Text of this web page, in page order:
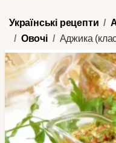
Українські рецепти
Овочі
Аджика